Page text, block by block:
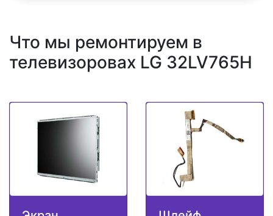
Что мы ремонтируем в
телевизоровах LG 32LV765H